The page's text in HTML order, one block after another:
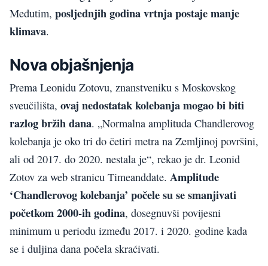
Međutim, posljednjih godina vrtnja postaje manje
klimava.
Nova objašnjenja
Prema Leonidu Zotovu, znanstveniku s Moskovskog
sveučilišta, ovaj nedostatak kolebanja mogao bi biti
razlog bržih dana. „Normalna amplituda Chandlerovog
kolebanja je oko tri do četiri metra na Zemljinoj površini,
ali od 2017. do 2020. nestala je“, rekao je dr. Leonid
Zotov za web stranicu Timeanddate. Amplitude
‘Chandlerovog kolebanja’ počele su se smanjivati
početkom 2000-ih godina, dosegnuvši povijesni
minimum u periodu između 2017. i 2020. godine kada
se i duljina dana počela skraćivati.